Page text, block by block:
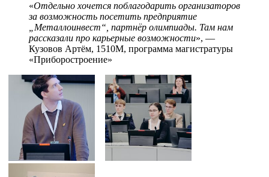
«Отдельно хочется поблагодарить организаторов
за возможность посетить предприятие
„Металлоинвест“, партнёр олимпиады. Там нам
рассказали про карьерные возможности», —
Кузовов Артём, 1510М, программа магистратуры
«Приборостроение»